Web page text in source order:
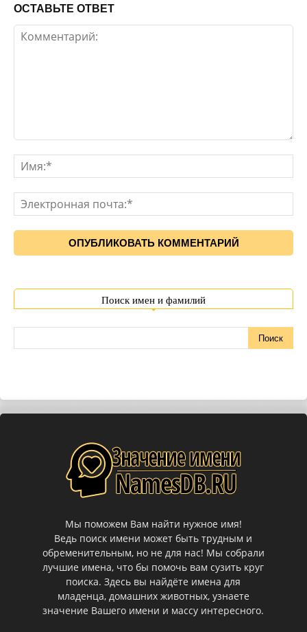
ОСТАВЬТЕ ОТВЕТ
Поиск имен и фамилий
Мы поможем Вам найти нужное имя!
Ведь поиск имени может быть трудным и
обременительным, но не для нас! Мы собрали
лучшие имена, что бы помочь вам сузить круг
поиска. Здесь вы найдёте имена для
младенца, домашних животных, узнаете
значение Вашего имени и массу интересного.